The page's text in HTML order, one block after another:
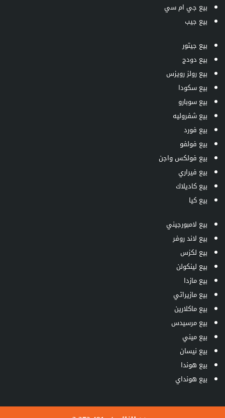
بيع جي ام سي
بيع جيب
بيع جيتور
بيع دودج
بيع رولز رويزس
بيع سكودا
بيع سوبارو
بيع شفروليه
بيع فورد
بيع فولفو
بيع فولكس واجن
بيع فيراري
بيع كاديلاك
بيع كيا
بيع لامبورجيني
بيع لاند روفر
بيع لكزس
بيع لينكولن
بيع مازدا
بيع مازيراتي
بيع ماكلارين
بيع مرسيدس
بيع ميني
بيع نيسان
بيع هوندا
بيع هونداي